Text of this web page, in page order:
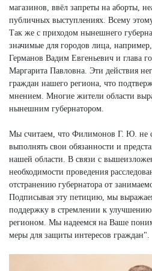
магазинов, ввёл запреты на аборты,
публичных выступлениях. Всему этому
Так же с приходом нынешнего
значимые для городов лица,
Германов Вадим Евгеньевич и глава
Маргарита Павловна. Эти действия
граждан нашего региона, что
мнением. Многие жители области
нынешним губернатором.
Мы считаем, что Филимонов Г. Ю. не
выполнять свои обязанности и
нашей области. В связи с
необходимости проведения
отстранению губернатора от
Подписывая эту петицию, мы
поддержку в стремлении к
регионом. Мы надеемся на Ваше
меры для защиты интересов граждан".